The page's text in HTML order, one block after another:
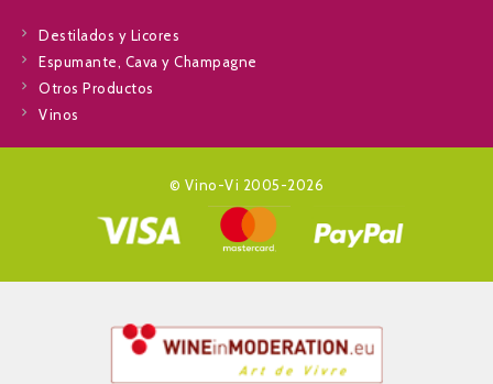
Destilados y Licores
Espumante, Cava y Champagne
Otros Productos
Vinos
© Vino-Vi 2005-2026